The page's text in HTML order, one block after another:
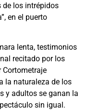
de los intrépidos
en el puerto
lenta, testimonios
recitado por los
Cortometraje
la naturaleza de los
y adultos se ganan la
sin igual.